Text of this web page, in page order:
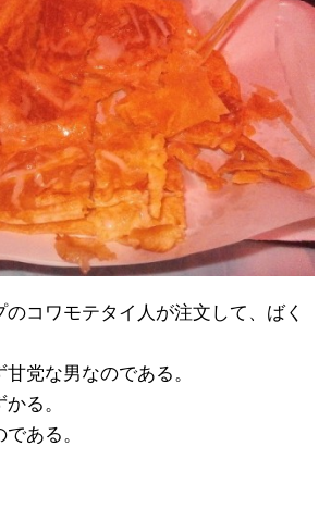
のコワモテタイ人が注文して、ばく
党な男なのである。
る。
ある。